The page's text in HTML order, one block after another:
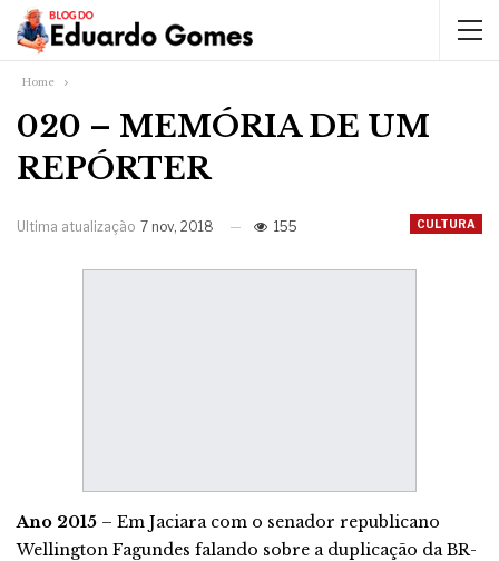
Home
020 – MEMÓRIA DE UM
REPÓRTER
CULTURA
Ultima atualização 7 nov, 2018 155
Ano 2015 – Em Jaciara com o senador republicano
Wellington Fagundes falando sobre a duplicação da BR-